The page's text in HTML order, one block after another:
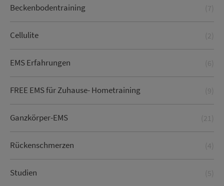
Beckenbodentraining (7)
Cellulite (2)
EMS Erfahrungen (6)
FREE EMS für Zuhause- Hometraining (9)
Ganzkörper-EMS (21)
Rückenschmerzen (4)
Studien (5)